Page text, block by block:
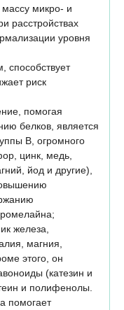
микро- и
расстройствах
уровня
способствует
риск
помогая
белков, является
В, огромного
цинк, медь,
йод и другие),
железа,
магния,
этого, он
(катезин и
и полифенолы.
помогает